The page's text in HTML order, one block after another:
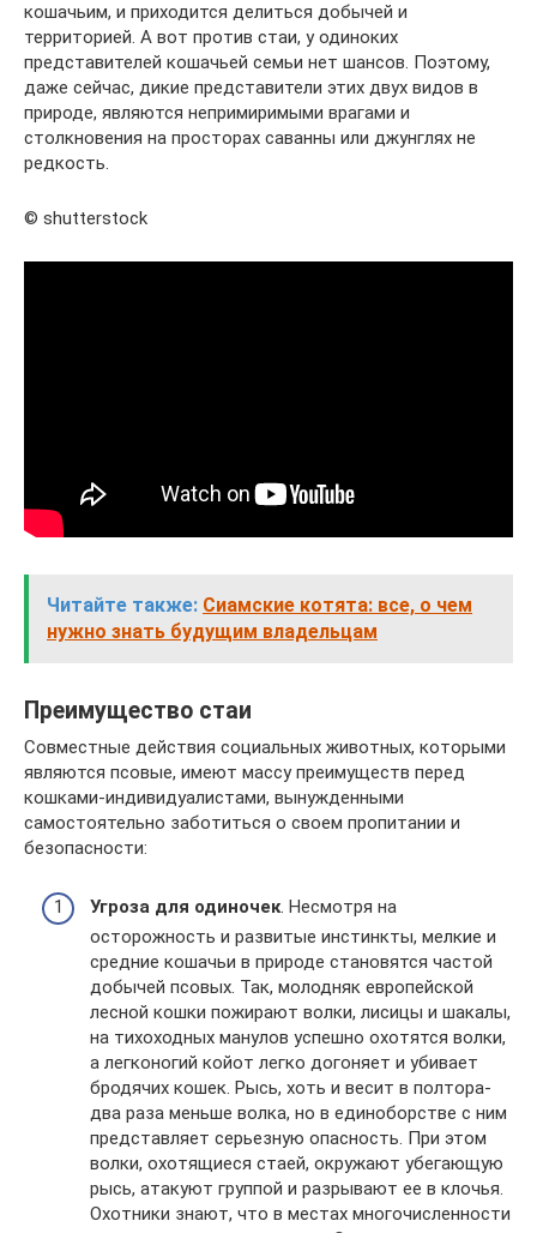
кошачьим, и приходится делиться добычей и
территорией. А вот против стаи, у одиноких
представителей кошачьей семьи нет шансов. Поэтому,
даже сейчас, дикие представители этих двух видов в
природе, являются непримиримыми врагами и
столкновения на просторах саванны или джунглях не
редкость.
© shutterstock
Читайте также: Сиамские котята: все, о чем
нужно знать будущим владельцам
Преимущество стаи
Совместные действия социальных животных, которыми
являются псовые, имеют массу преимуществ перед
кошками-индивидуалистами, вынужденными
самостоятельно заботиться о своем пропитании и
безопасности:
Угроза для одиночек . Несмотря на
осторожность и развитые инстинкты, мелкие и
средние кошачьи в природе становятся частой
добычей псовых. Так, молодняк европейской
лесной кошки пожирают волки, лисицы и шакалы,
на тихоходных манулов успешно охотятся волки,
а легконогий койот легко догоняет и убивает
бродячих кошек. Рысь, хоть и весит в полтора-
два раза меньше волка, но в единоборстве с ним
представляет серьезную опасность. При этом
волки, охотящиеся стаей, окружают убегающую
рысь, атакуют группой и разрывают ее в клочья.
Охотники знают, что в местах многочисленности